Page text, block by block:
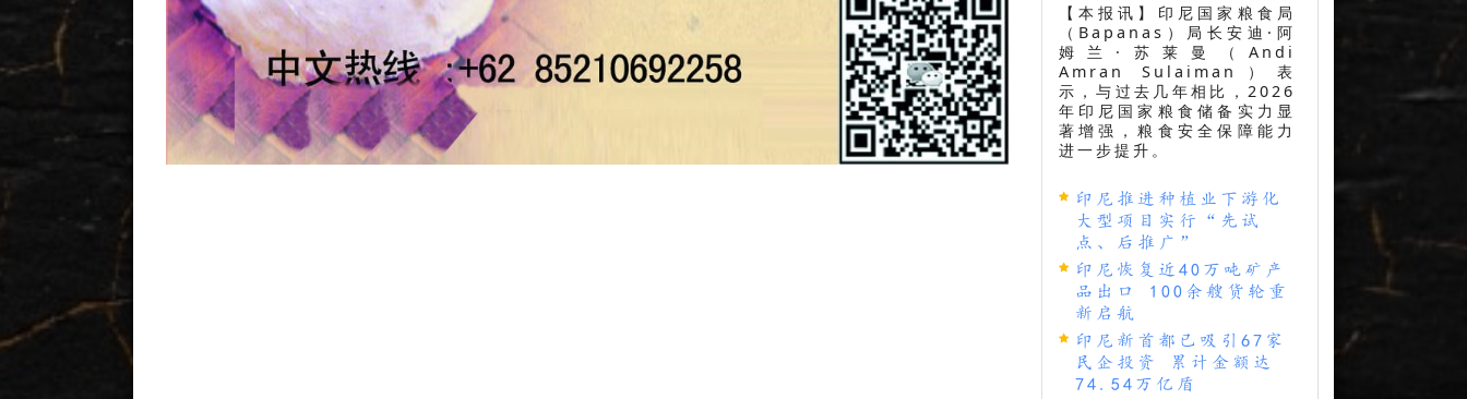
【本报讯】印尼国家粮食局
（Bapanas）局长安迪·阿
姆兰·苏莱曼（Andi
Amran Sulaiman）表
示，与过去几年相比，2026
年印尼国家粮食储备实力显
著增强，粮食安全保障能力
进一步提升。
印尼推进种植业下游化
大型项目实行“先试
点、后推广”
印尼恢复近40万吨矿产
品出口 100余艘货轮重
新启航
印尼新首都已吸引67家
民企投资 累计金额达
74.54万亿盾